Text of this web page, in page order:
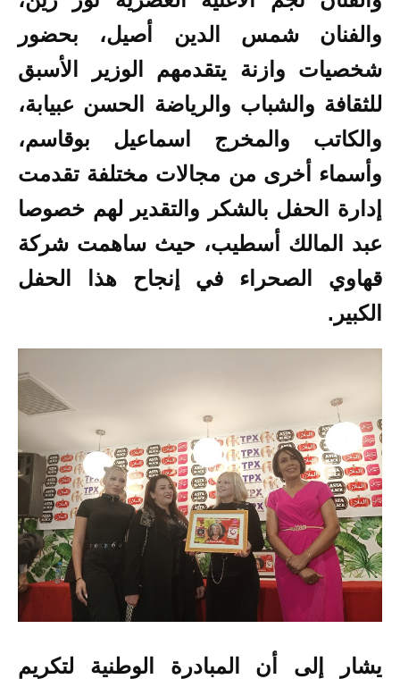
والفنان شمس الدين أصيل، بحضور
شخصيات وازنة يتقدمهم الوزير الأسبق
للثقافة والشباب والرياضة الحسن عبيابة،
والكاتب والمخرج اسماعيل بوقاسم،
وأسماء أخرى من مجالات مختلفة تقدمت
إدارة الحفل بالشكر والتقدير لهم خصوصا
عبد المالك أسطيب، حيث ساهمت شركة
قهاوي الصحراء في إنجاح هذا الحفل
الكبير.
يشار إلى أن المبادرة الوطنية لتكريم